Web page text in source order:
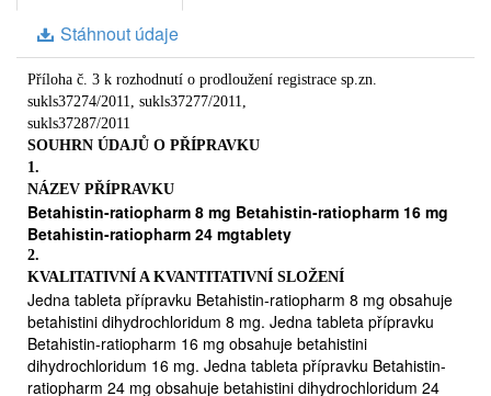
POUŽÍVÁ
Studie dokazují, že betahistin-dihydrochlorid působí pozitivně
na ústrojí rovnováhy ve vnitřním uchu. Zlepšuje též průtok krve
ve vnitřním uchu, což vede ke snížení tlaku ve vnitřním uchu.
Betahistin-ratiopharm se užíva k léčbě příznaků Meniérovy
choroby, jako:

závratě s nevolností a zvracením

zvonění v uších

ztráty sluchu.
2.
ČEMU MUSÍTE VĚNOVAT POZORNOST, NEŽ ZAČNETE
PŘÍPRAVEK Betahistin-ratiopharm UŽÍVAT
Stáhnout údaje
Příloha č. 3 k rozhodnutí o prodloužení registrace sp.zn.
sukls37274/2011, sukls37277/2011,
sukls37287/2011
SOUHRN ÚDAJŮ O PŘÍPRAVKU
1.
NÁZEV PŘÍPRAVKU
Betahistin-ratiopharm 8 mg Betahistin-ratiopharm 16 mg
Betahistin-ratiopharm 24 mgtablety
2.
KVALITATIVNÍ A KVANTITATIVNÍ SLOŽENÍ
Jedna tableta přípravku Betahistin-ratiopharm 8 mg obsahuje
betahistini dihydrochloridum 8 mg. Jedna tableta přípravku
Betahistin-ratiopharm 16 mg obsahuje betahistini
dihydrochloridum 16 mg. Jedna tableta přípravku Betahistin-
ratiopharm 24 mg obsahuje betahistini dihydrochloridum 24